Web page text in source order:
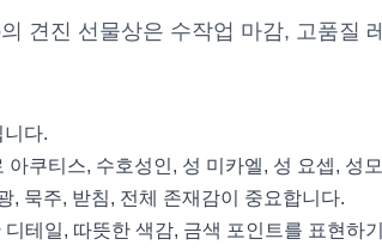
견진 선물상은 수작업 마감, 고품질
다.
쿠티스, 수호성인, 성 미카엘, 성 요셉, 성
, 묵주, 받침, 전체 존재감이 중요합니다.
테일, 따뜻한 색감, 금색 포인트를 표현하